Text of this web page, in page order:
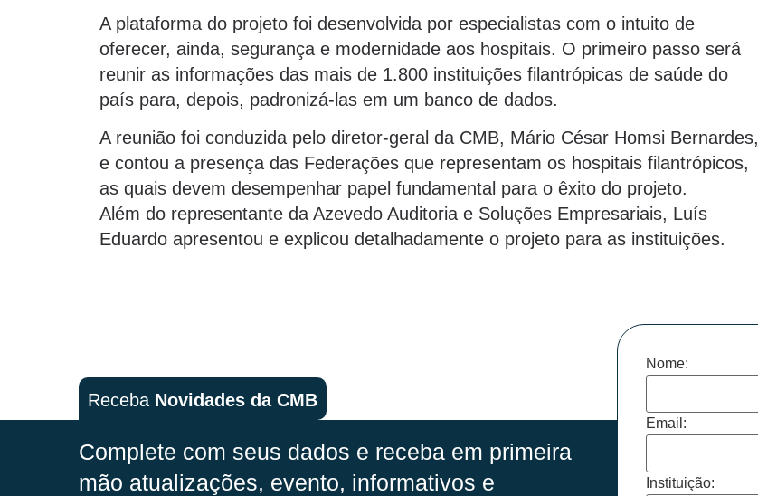
A plataforma do projeto foi desenvolvida por especialistas com o intuito de
oferecer, ainda, segurança e modernidade aos hospitais. O primeiro passo será
reunir as informações das mais de 1.800 instituições filantrópicas de saúde do
país para, depois, padronizá-las em um banco de dados.
A reunião foi conduzida pelo diretor-geral da CMB, Mário César Homsi Bernardes,
e contou a presença das Federações que representam os hospitais filantrópicos,
as quais devem desempenhar papel fundamental para o êxito do projeto.
Além do representante da Azevedo Auditoria e Soluções Empresariais, Luís
Eduardo apresentou e explicou detalhadamente o projeto para as instituições.
Receba Novidades da CMB
Complete com seus dados e receba em primeira
mão atualizações, evento, informativos e
Nome:
Email:
Instituição: